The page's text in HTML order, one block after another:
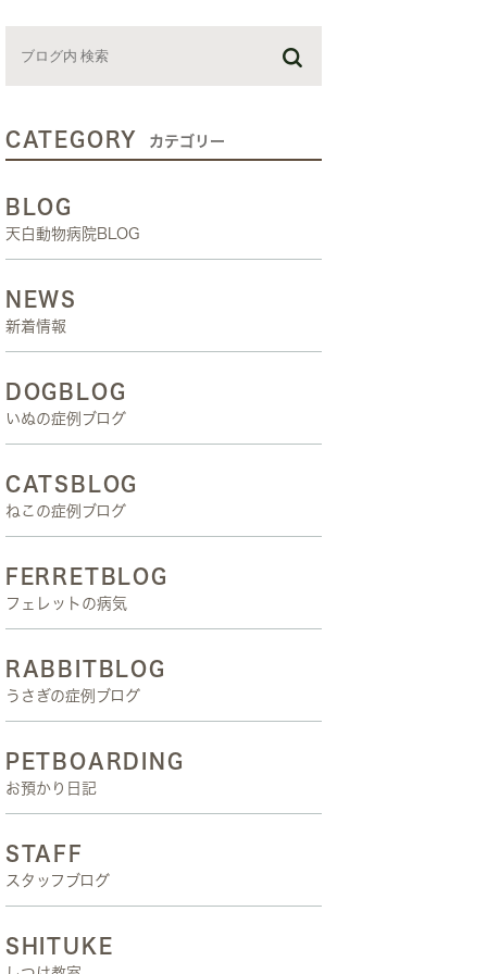
CATEGORY カテゴリー
BLOG
天白動物病院BLOG
NEWS
新着情報
DOGBLOG
いぬの症例ブログ
CATSBLOG
ねこの症例ブログ
FERRETBLOG
フェレットの病気
RABBITBLOG
うさぎの症例ブログ
PETBOARDING
お預かり日記
STAFF
スタッフブログ
SHITUKE